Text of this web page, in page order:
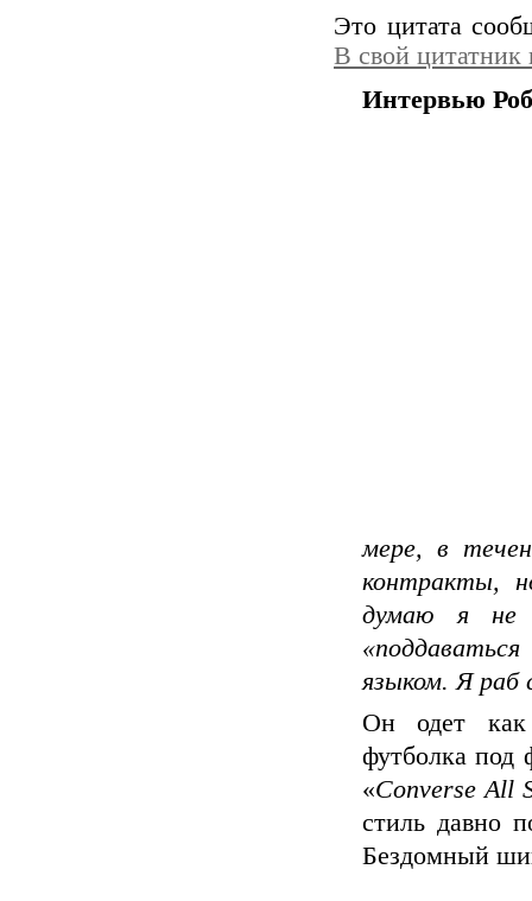
Это цитата
В свой цитатник
Интервью
мере, в
контракты,
думаю я не
языком. Я раб
Он одет как
футболка под
«Converse All
стиль давно
Бездомный